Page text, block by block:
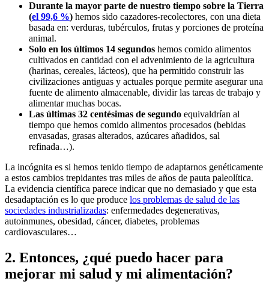
Durante la mayor parte de nuestro tiempo sobre la Tierra
(el 99,6 %) hemos sido cazadores-recolectores, con una dieta
basada en: verduras, tubérculos, frutas y porciones de proteína
animal.
Solo en los últimos 14 segundos hemos comido alimentos
cultivados en cantidad con el advenimiento de la agricultura
(harinas, cereales, lácteos), que ha permitido construir las
civilizaciones antiguas y actuales porque permite asegurar una
fuente de alimento almacenable, dividir las tareas de trabajo y
alimentar muchas bocas.
Las últimas 32 centésimas de segundo equivaldrían al
tiempo que hemos comido alimentos procesados (bebidas
envasadas, grasas alterados, azúcares añadidos, sal
refinada…).
La incógnita es si hemos tenido tiempo de adaptarnos genéticamente
a estos cambios trepidantes tras miles de años de pauta paleolítica.
La evidencia científica parece indicar que no demasiado y que esta
desadaptación es lo que produce los problemas de salud de las
sociedades industrializadas: enfermedades degenerativas,
autoinmunes, obesidad, cáncer, diabetes, problemas
cardiovasculares…
2. Entonces, ¿qué puedo hacer para
mejorar mi salud y mi alimentación?